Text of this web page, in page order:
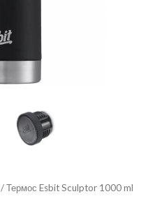
/ Термос Esbit Sculptor 1000 ml